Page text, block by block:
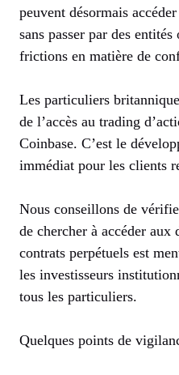
peuvent désormais
sans passer par des
frictions en matière de
Les particuliers
de l’accès au trading
Coinbase. C’est le
immédiat pour les clients
Nous conseillons de
de chercher à accéder aux
contrats perpétuels est
les investisseurs
tous les particuliers.
Quelques points de